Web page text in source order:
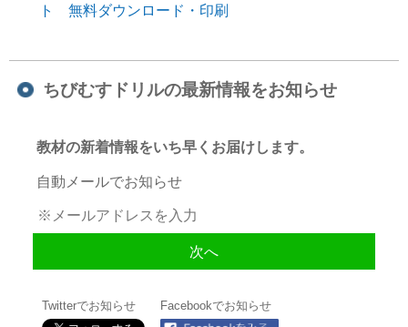
ト 無料ダウンロード・印刷
ちびむすドリルの最新情報をお知らせ
教材の新着情報をいち早くお届けします。
自動メールでお知らせ
Twitterでお知らせ Facebookでお知らせ